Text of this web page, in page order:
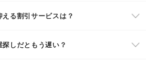
る割引サービスは？
しだともう遅い？